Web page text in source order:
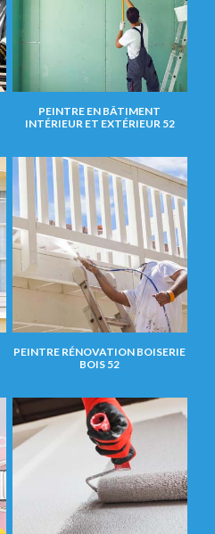
PEINTRE EN BÂTIMENT
INTÉRIEUR ET EXTÉRIEUR 52
PEINTRE RÉNOVATION BOISERIE
BOIS 52